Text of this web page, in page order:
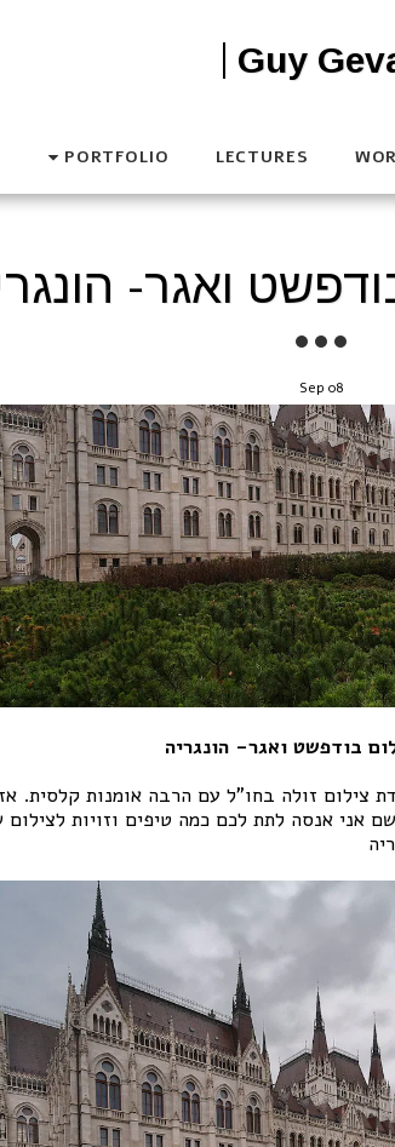
Guy
LECTURES
PORTFOLIO
ואגר-
08
Sep
בודפשט ואגר- הונגריה
צילום זולה בחו"ל עם הרבה אומנות קלסית.
אני אנסה לתת לכם כמה טיפים וזויות לצילום